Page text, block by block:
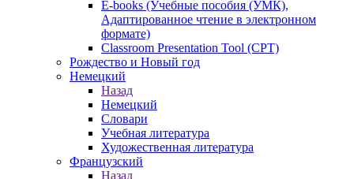
E-books (Учебные пособия (УМК),
Адаптированное чтение в электронном
формате)
Classroom Presentation Tool (CPT)
Рождество и Новый год
Немецкий
Назад
Немецкий
Словари
Учебная литература
Художественная литература
Французский
Назад